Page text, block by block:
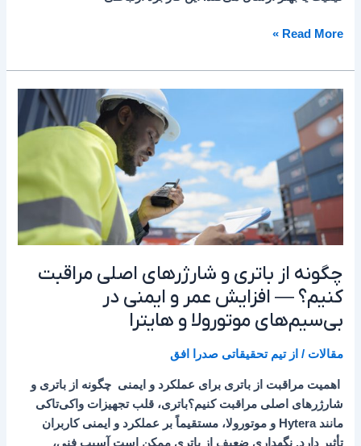
Read More »
چگونه از باتری و شارژرهای اصلی مراقبت
کنیم؟ — افزایش عمر و ایمنی در
بی‌سیم‌های موتورولا و هایترا
مقالات / از تیم تحقیقاتی صدرا افق
اهمیت مراقبت از باتری برای عملکرد و ایمنی چگونه از باتری و
شارژرهای اصلی مراقبت کنیم؟باتری، قلب تجهیزات واکی‌تاکی
مانند Hytera و موتورولا، مستقیماً بر عملکرد و ایمنی کاربران
تأثیر دارد. نگهداری ضعیف از باتری ممکن است آسیب فنی،
چگونه
از
باتری
و
شارژرهای
اصلی
مراقبت
کنیم؟
افزایش
عمر
ایمنی
در
موتورولا
و
هایترا